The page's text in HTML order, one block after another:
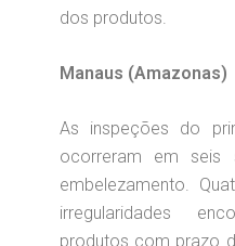
dos produtos.
Manaus (Amazonas)
As inspeções do
ocorreram em seis
embelezamento.
irregularidades
produtos com prazo